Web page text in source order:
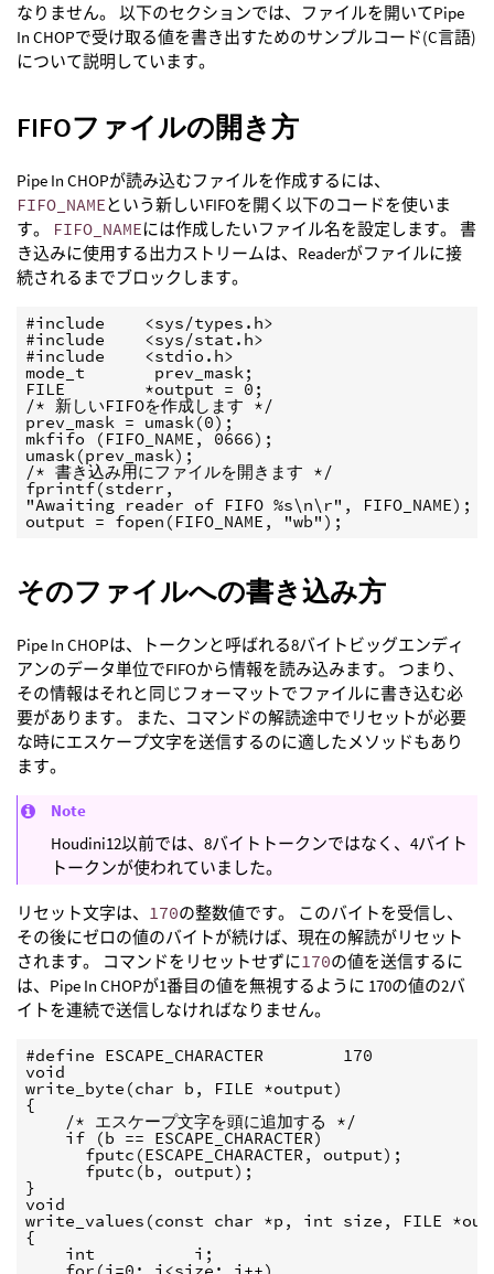
なりません。 以下のセクションでは、ファイルを開いてPipe
In CHOPで受け取る値を書き出すためのサンプルコード(C言語)
について説明しています。
FIFOファイルの開き方
Pipe In CHOPが読み込むファイルを作成するには、
FIFO_NAMEという新しいFIFOを開く以下のコードを使いま
す。
FIFO_NAMEには作成したいファイル名を設定します。 書
き込みに使用する出力ストリームは、Readerがファイルに接
続されるまでブロックします。
#include    <sys/types.h>
#include    <sys/stat.h>
#include    <stdio.h>
mode_t       prev_mask;
FILE        *output = 0;
/* 新しいFIFOを作成します */
prev_mask = umask(0);
mkfifo (FIFO_NAME, 0666);
umask(prev_mask);
/* 書き込み用にファイルを開きます */
fprintf(stderr,
"Awaiting reader of FIFO %s\n\r", FIFO_NAME);
output = fopen(FIFO_NAME, "wb");
そのファイルへの書き込み方
Pipe In CHOPは、トークンと呼ばれる8バイトビッグエンディ
アンのデータ単位でFIFOから情報を読み込みます。 つまり、
その情報はそれと同じフォーマットでファイルに書き込む必
要があります。 また、コマンドの解読途中でリセットが必要
な時にエスケープ文字を送信するのに適したメソッドもあり
ます。
Note
Houdini12以前では、8バイトトークンではなく、4バイト
トークンが使われていました。
リセット文字は、 170の整数値です。 このバイトを受信し、
その後にゼロの値のバイトが続けば、現在の解読がリセット
されます。 コマンドをリセットせずに170の値を送信するに
は、Pipe In CHOPが1番目の値を無視するように 170の値の2バ
イトを連続で送信しなければなりません。
#define ESCAPE_CHARACTER        170
void
write_byte(char b, FILE *output)
{
    /* エスケープ文字を頭に追加する */
    if (b == ESCAPE_CHARACTER)
      fputc(ESCAPE_CHARACTER, output);
      fputc(b, output);
}
void
write_values(const char *p, int size, FILE
{
    int          i;